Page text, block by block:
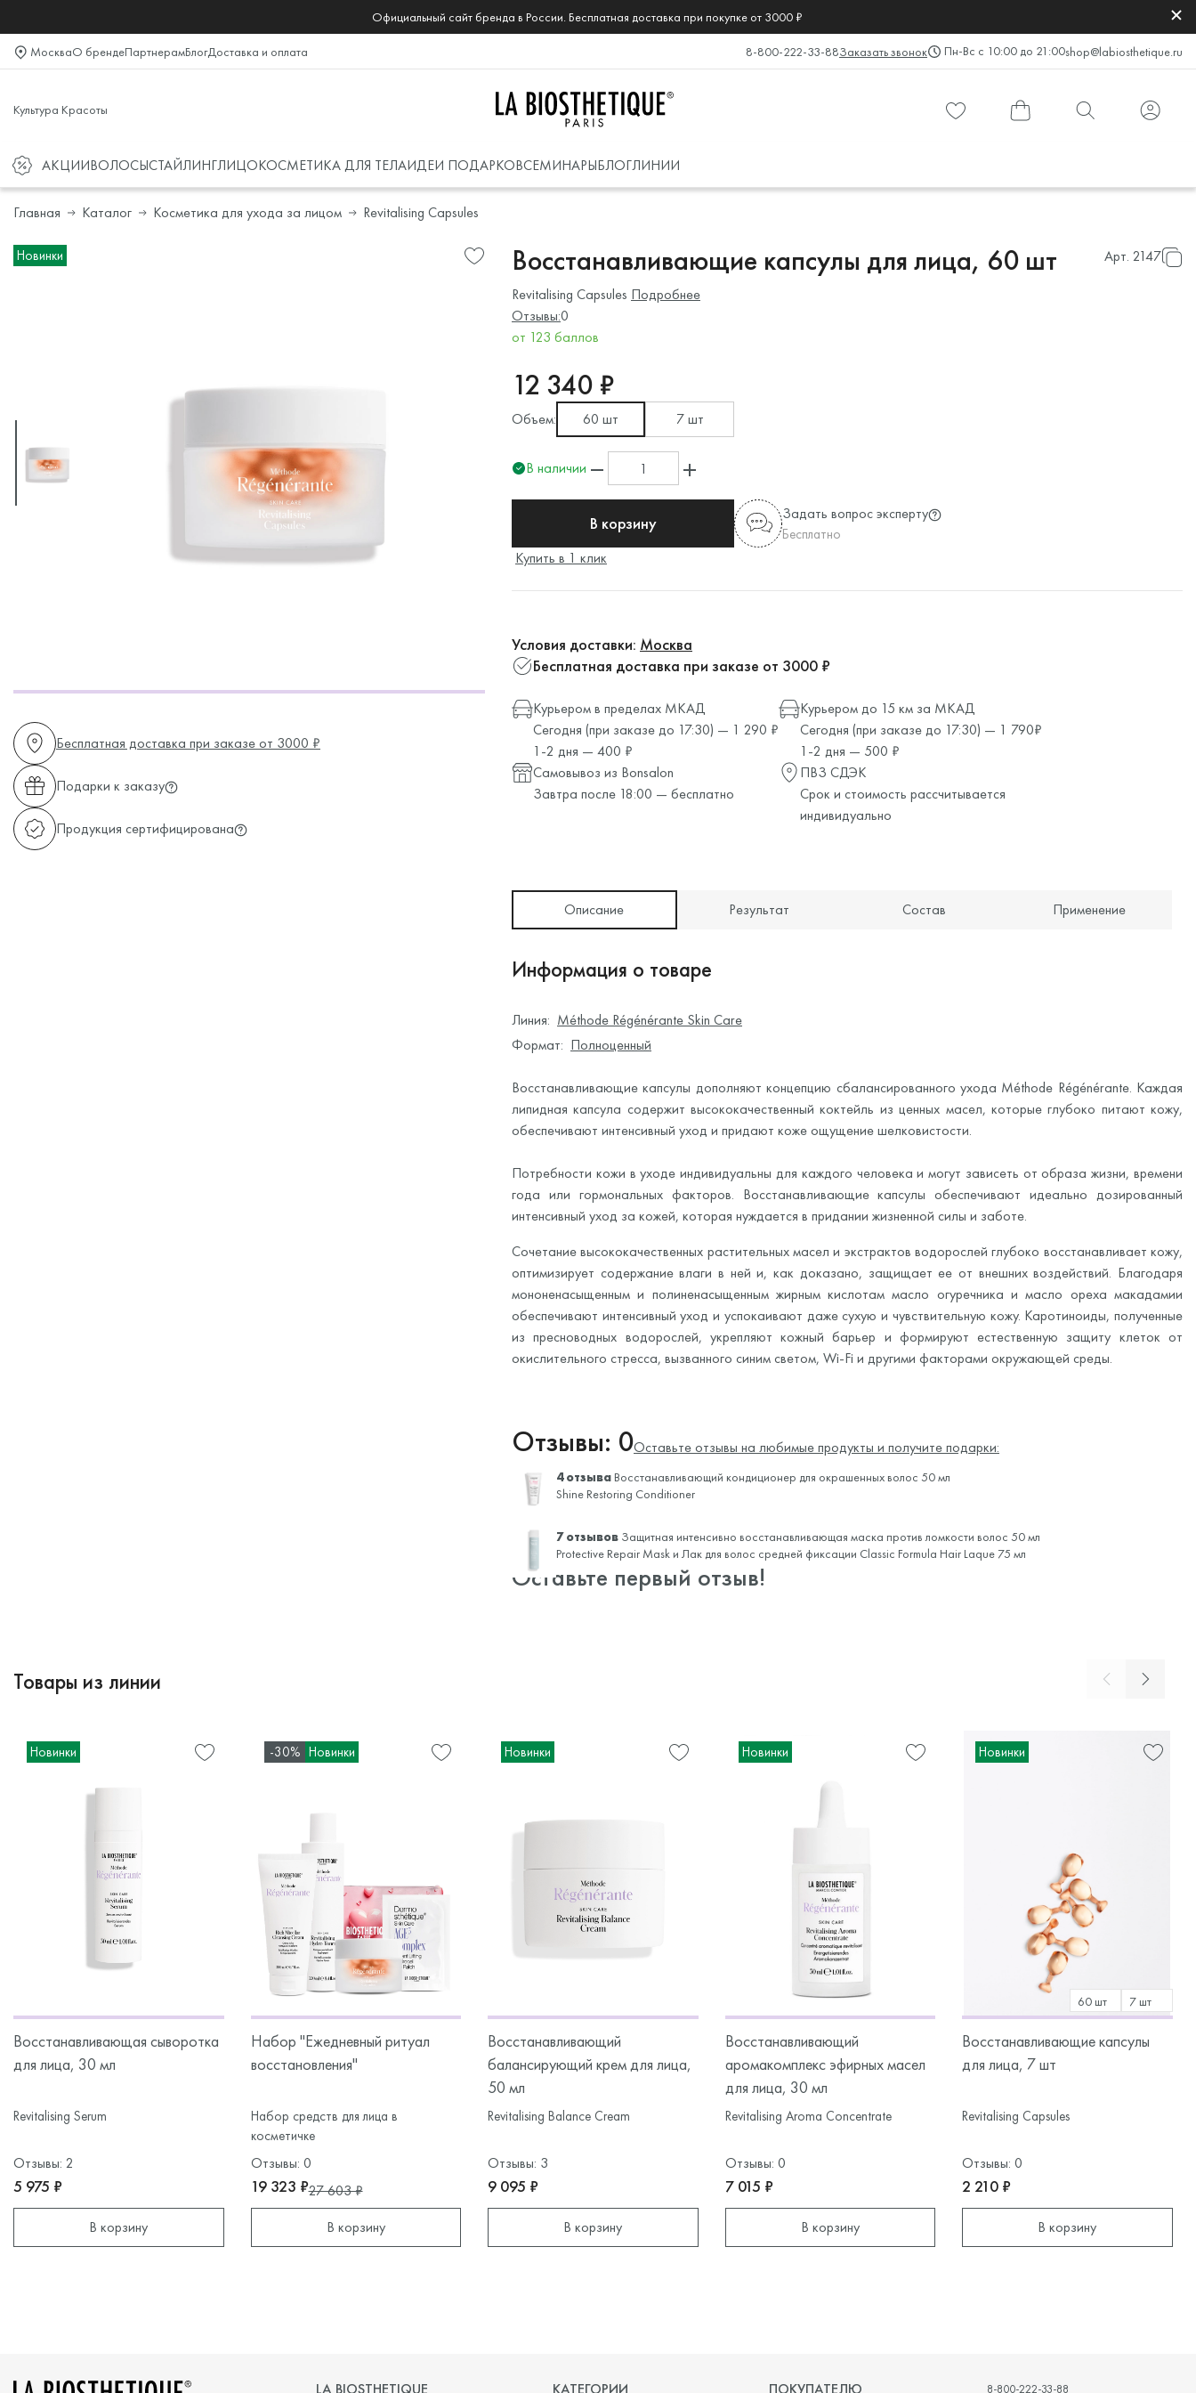
Официальный сайт бренда в России. Бесплатная доставка при покупке от 3000 ₽
МоскваО брендеПартнерамБлогДоставка и оплата 8-800-222-33-88Заказать звонок Пн-Вс с 10:00 до 21:00shop@labiosthetique.ru
Культура Красоты
АКЦИИВОЛОСЫСТАЙЛИНГЛИЦОКОСМЕТИКА ДЛЯ ТЕЛАИДЕИ ПОДАРКОВСЕМИНАРЫБЛОГЛИНИИ
Главная Каталог Косметика для ухода за лицом Revitalising Capsules
Новинки
Бесплатная доставка при заказе от 3000 ₽
Подарки к заказу
Продукция сертифицирована
Восстанавливающие капсулы для лица, 60 шт Арт. 2147
Revitalising Capsules Подробнее
Отзывы:0
от 123 баллов
12 340 ₽
Объем: 60 шт 7 шт
В наличии
В корзину Задать вопрос эксперту
Бесплатно
Купить в 1 клик
Условия доставки: Москва
Бесплатная доставка при заказе от 3000 ₽
Курьером в пределах МКАД
Сегодня (при заказе до 17:30) — 1 290 ₽
1-2 дня — 400 ₽
Курьером до 15 км за МКАД
Сегодня (при заказе до 17:30) — 1 790₽
1-2 дня — 500 ₽
Самовывоз из Bonsalon
Завтра после 18:00 — бесплатно
ПВЗ СДЭК
Срок и стоимость рассчитывается
индивидуально
Описание Результат Состав Применение
Информация о товаре
Линия: Méthode Régénérante Skin Care
Формат: Полноценный
Восстанавливающие капсулы дополняют концепцию сбалансированного ухода Méthode Régénérante. Каждая
липидная капсула содержит высококачественный коктейль из ценных масел, которые глубоко питают кожу,
обеспечивают интенсивный уход и придают коже ощущение шелковистости.
Потребности кожи в уходе индивидуальны для каждого человека и могут зависеть от образа жизни, времени
года или гормональных факторов. Восстанавливающие капсулы обеспечивают идеально дозированный
интенсивный уход за кожей, которая нуждается в придании жизненной силы и заботе.
Сочетание высококачественных растительных масел и экстрактов водорослей глубоко восстанавливает кожу,
оптимизирует содержание влаги в ней и, как доказано, защищает ее от внешних воздействий. Благодаря
мононенасыщенным и полиненасыщенным жирным кислотам масло огуречника и масло ореха макадамии
обеспечивают интенсивный уход и успокаивают даже сухую и чувствительную кожу. Каротиноиды, полученные
из пресноводных водорослей, укрепляют кожный барьер и формируют естественную защиту клеток от
окислительного стресса, вызванного синим светом, Wi-Fi и другими факторами окружающей среды.
Отзывы: 0Оставьте отзывы на любимые продукты и получите подарки:
4 отзыва Восстанавливающий кондиционер для окрашенных волос 50 мл
Shine Restoring Conditioner
7 отзывов Защитная интенсивно восстанавливающая маска против ломкости волос 50 мл
Protective Repair Mask и Лак для волос средней фиксации Classic Formula Hair Laque 75 мл
Оставьте первый отзыв!
Товары из линии
Новинки
Восстанавливающая сыворотка
для лица, 30 мл
Revitalising Serum
Отзывы: 2
5 975 ₽
В корзину
-30% Новинки
Набор "Ежедневный ритуал
восстановления"
Набор средств для лица в
косметичке
Отзывы: 0
19 323 ₽27 603 ₽
В корзину
Новинки
Восстанавливающий
балансирующий крем для лица,
50 мл
Revitalising Balance Cream
Отзывы: 3
9 095 ₽
В корзину
Новинки
Восстанавливающий
аромакомплекс эфирных масел
для лица, 30 мл
Revitalising Aroma Concentrate
Отзывы: 0
7 015 ₽
В корзину
Новинки
60 шт 7 шт
Восстанавливающие капсулы
для лица, 7 шт
Revitalising Capsules
Отзывы: 0
2 210 ₽
В корзину
LA BIOSTHETIQUE КАТЕГОРИИ ПОКУПАТЕЛЮ 8-800-222-33-88